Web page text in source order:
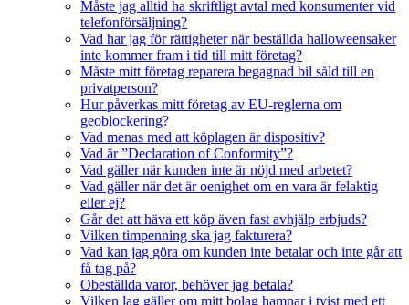
Måste jag alltid ha skriftligt avtal med konsumenter vid
telefonförsäljning?
Vad har jag för rättigheter när beställda halloweensaker
inte kommer fram i tid till mitt företag?
Måste mitt företag reparera begagnad bil såld till en
privatperson?
Hur påverkas mitt företag av EU-reglerna om
geoblockering?
Vad menas med att köplagen är dispositiv?
Vad är ”Declaration of Conformity”?
Vad gäller när kunden inte är nöjd med arbetet?
Vad gäller när det är oenighet om en vara är felaktig
eller ej?
Går det att häva ett köp även fast avhjälp erbjuds?
Vilken timpenning ska jag fakturera?
Vad kan jag göra om kunden inte betalar och inte går att
få tag på?
Obeställda varor, behöver jag betala?
Vilken lag gäller om mitt bolag hamnar i tvist med ett